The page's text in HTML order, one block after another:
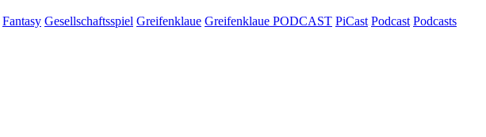
Fantasy Gesellschaftsspiel Greifenklaue Greifenklaue PODCAST PiCast Podcast Podcasts